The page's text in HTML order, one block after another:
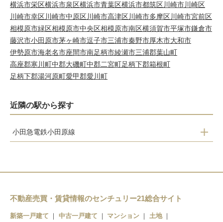
横浜市栄区横浜市泉区横浜市青葉区横浜市都筑区川崎市川崎区
川崎市幸区川崎市中原区川崎市高津区川崎市多摩区川崎市宮前区
相模原市緑区相模原市中央区相模原市南区横須賀市平塚市鎌倉市
藤沢市小田原市茅ヶ崎市逗子市三浦市秦野市厚木市大和市
伊勢原市海老名市座間市南足柄市綾瀬市三浦郡葉山町
高座郡寒川町中郡大磯町中郡二宮町足柄下郡箱根町
足柄下郡湯河原町愛甲郡愛川町
近隣の駅から探す
小田急電鉄小田原線
螢田
小田原
不動産売買・賃貸情報のセンチュリー21総合サイト
新築一戸建て 中古一戸建て マンション
土地